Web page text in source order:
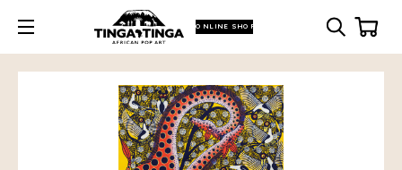
ONLINE SHOP